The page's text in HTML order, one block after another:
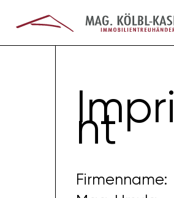
Impri
nt
Firmenname: